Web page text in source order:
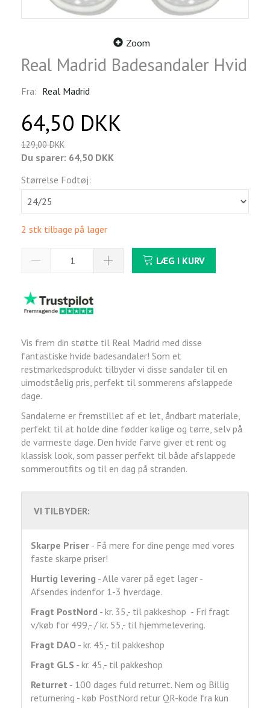
Zoom
Real Madrid Badesandaler Hvid
Fra: Real Madrid
64,50 DKK
129,00 DKK
Du sparer: 64,50 DKK
Størrelse Fodtøj:
2 stk tilbage på lager
LÆG I KURV
Vis frem din støtte til Real Madrid med disse
fantastiske hvide badesandaler! Som et
restmarkedsprodukt tilbyder vi disse sandaler til en
uimodståelig pris, perfekt til sommerens afslappede
dage.
Sandalerne er fremstillet af et let, åndbart materiale,
perfekt til at holde dine fødder kølige og tørre, selv på
de varmeste dage. Den hvide farve giver et rent og
klassisk look, som passer perfekt til både afslappede
sommeroutfits og til en dag på stranden.
VI TILBYDER:
Skarpe Priser - Få mere for dine penge med vores
faste skarpe priser!
Hurtig levering - Alle varer på eget lager -
Afsendes indenfor 1-3 hverdage.
Fragt PostNord - kr. 35,- til pakkeshop - Fri fragt
v/køb for 499,- / kr. 55,- til hjemmelevering.
Fragt DAO - kr. 45,- til pakkeshop
Fragt GLS - kr. 45,- til pakkeshop
Returret - 100 dages fuld returret. Nem og Billig
returnering - køb PostNord retur QR-kode fra kun